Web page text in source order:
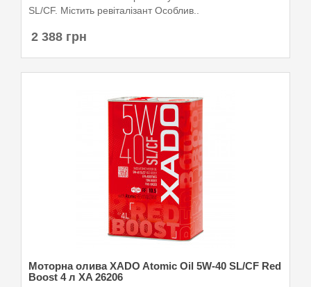
SL/CF. Містить ревіталізант Особлив..
2 388 грн
Моторна олива XADO Atomic Oil 5W-40 SL/CF Red
Boost 4 л XA 26206